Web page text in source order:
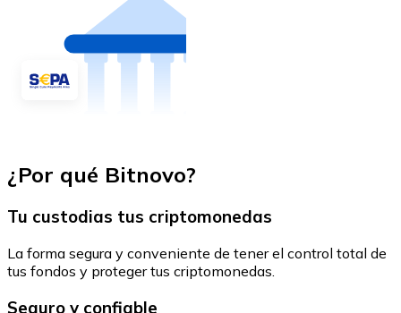
¿Por qué Bitnovo?
Tu custodias tus criptomonedas
La forma segura y conveniente de tener el control total de
tus fondos y proteger tus criptomonedas.
Seguro y confiable